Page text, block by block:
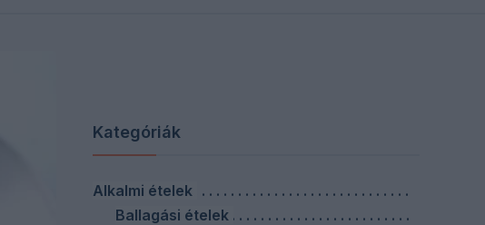
Kategóriák
Alkalmi ételek
Ballagási ételek